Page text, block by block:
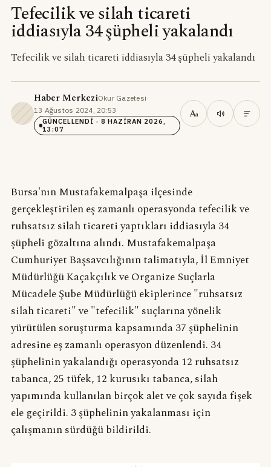
Tefecilik ve silah ticareti
iddiasıyla 34 şüpheli yakalandı
Tefecilik ve silah ticareti iddiasıyla 34 şüpheli yakalandı
Haber MerkeziOkur Gazetesi·
13 Ağustos 2024, 20:53·
GÜNCELLENDI · 8 HAZIRAN 2026,
13:07
Aa
Bursa'nın Mustafakemalpaşa ilçesinde
gerçekleştirilen eş zamanlı operasyonda tefecilik ve
ruhsatsız silah ticareti yaptıkları iddiasıyla 34
şüpheli gözaltına alındı. Mustafakemalpaşa
Cumhuriyet Başsavcılığının talimatıyla, İl Emniyet
Müdürlüğü Kaçakçılık ve Organize Suçlarla
Mücadele Şube Müdürlüğü ekiplerince "ruhsatsız
silah ticareti" ve "tefecilik" suçlarına yönelik
yürütülen soruşturma kapsamında 37 şüphelinin
adresine eş zamanlı operasyon düzenlendi. 34
şüphelinin yakalandığı operasyonda 12 ruhsatsız
tabanca, 25 tüfek, 12 kurusıkı tabanca, silah
yapımında kullanılan birçok alet ve çok sayıda fişek
ele geçirildi. 3 şüphelinin yakalanması için
çalışmanın sürdüğü bildirildi.